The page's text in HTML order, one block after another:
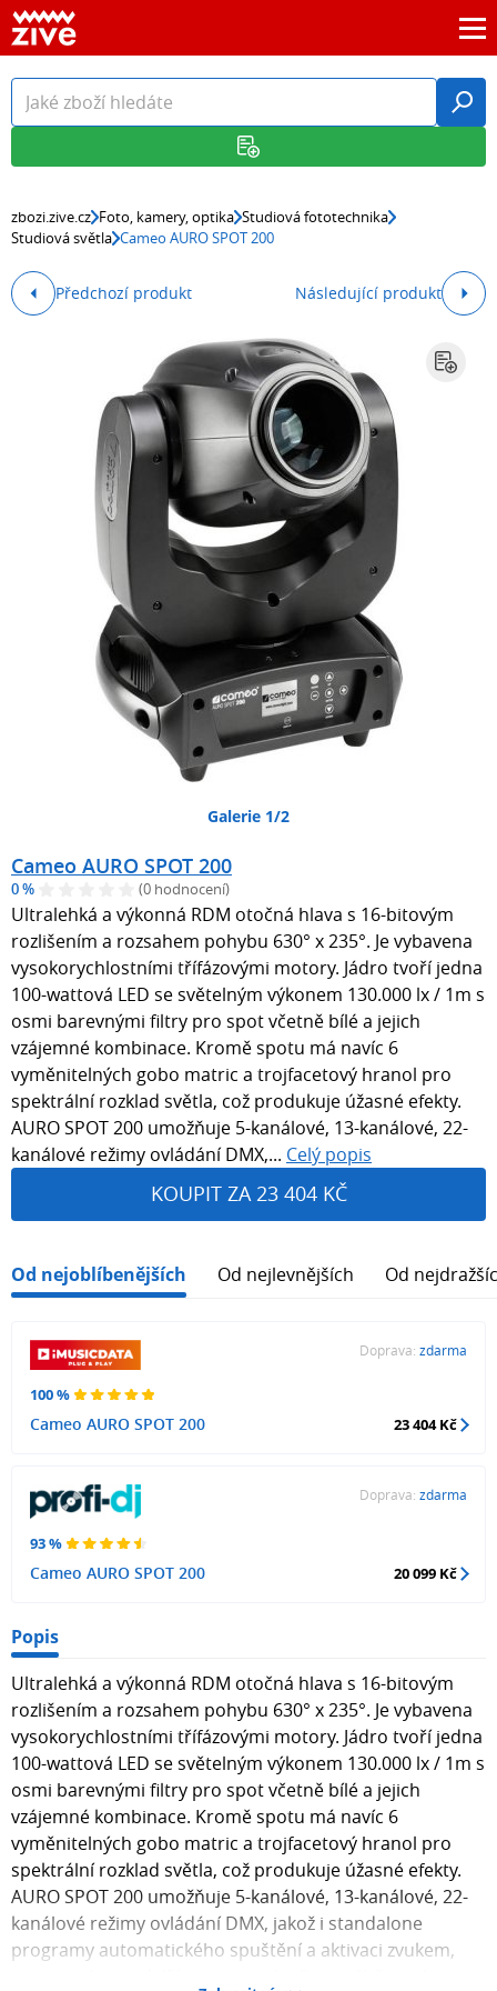
zbozi.zive.cz Foto, kamery, optika Studiová fototechnika
Studiová světla Cameo AURO SPOT 200
Předchozí produkt Následující produkt
Galerie 1/2
Cameo AURO SPOT 200
0 % (0 hodnocení)
Ultralehká a výkonná RDM otočná hlava s 16-bitovým
rozlišením a rozsahem pohybu 630° x 235°. Je vybavena
vysokorychlostními třífázovými motory. Jádro tvoří jedna
100-wattová LED se světelným výkonem 130.000 lx / 1m s
osmi barevnými filtry pro spot včetně bílé a jejich
vzájemné kombinace. Kromě spotu má navíc 6
vyměnitelných gobo matric a trojfacetový hranol pro
spektrální rozklad světla, což produkuje úžasné efekty.
AURO SPOT 200 umožňuje 5-kanálové, 13-kanálové, 22-
kanálové režimy ovládání DMX,... Celý popis
KOUPIT ZA 23 404 KČ
Od nejoblíbenějších Od nejlevnějších Od
100 %
Cameo AURO SPOT 200
Doprava: zdarma
23 404 Kč
93 %
Cameo AURO SPOT 200
Doprava: zdarma
20 099 Kč
Popis
Ultralehká a výkonná RDM otočná hlava s 16-bitovým
rozlišením a rozsahem pohybu 630° x 235°. Je vybavena
vysokorychlostními třífázovými motory. Jádro tvoří jedna
100-wattová LED se světelným výkonem 130.000 lx / 1m s
osmi barevnými filtry pro spot včetně bílé a jejich
vzájemné kombinace. Kromě spotu má navíc 6
vyměnitelných gobo matric a trojfacetový hranol pro
spektrální rozklad světla, což produkuje úžasné efekty.
AURO SPOT 200 umožňuje 5-kanálové, 13-kanálové, 22-
kanálové režimy ovládání DMX, jakož i standalone
programy automatického spuštění a aktivaci zvukem,